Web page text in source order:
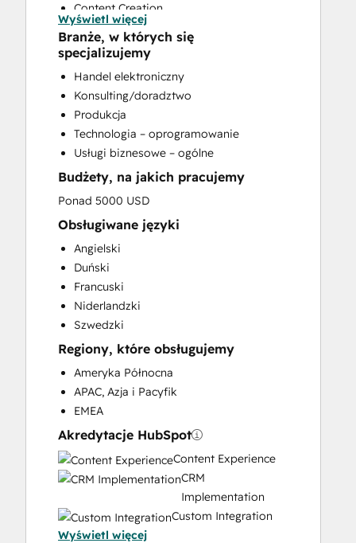
Content Creation
Conversational Marketing
CRM Implementation
CRM Migration
Custom API Integrations
Customer Marketing
Customer Success Training
Customer Support Training
Customer Survey and Analysis
Email Marketing
Full Inbound Marketing Services
Help Desk Implementation
HubSpot Onboarding
Knowledge Base Development
Paid Advertising
Programmable Automation
Sales and Marketing Alignment
Sales Coaching and Training
Sales Enablement
Search Engine Optimization
Social Media
Video Production
Website Design
Website Development
Website Migration
Wyświetl więcej
Branże, w których się
specjalizujemy
Handel elektroniczny
Konsulting/doradztwo
Produkcja
Technologia – oprogramowanie
Usługi biznesowe – ogólne
Budżety, na jakich pracujemy
Ponad 5000 USD
Obsługiwane języki
Angielski
Duński
Francuski
Niderlandzki
Szwedzki
Regiony, które obsługujemy
Ameryka Północna
APAC, Azja i Pacyfik
EMEA
Akredytacje HubSpot
Content Experience
CRM
Implementation
Custom Integration
Wyświetl więcej